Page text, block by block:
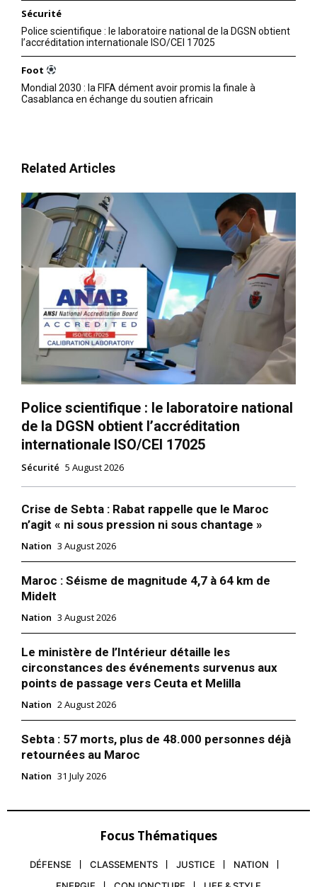
le1.ma
l'intelligence de
l'information
Formules d’abonnement
Sécurité
Police scientifique : le laboratoire national de la DGSN obtient
l’accréditation internationale ISO/CEI 17025
Foot
Mondial 2030 : la FIFA dément avoir promis la finale à
Casablanca en échange du soutien africain
Related Articles
Police scientifique : le laboratoire national
de la DGSN obtient l’accréditation
internationale ISO/CEI 17025
Sécurité 5 August 2026
Crise de Sebta : Rabat rappelle que le Maroc
n’agit « ni sous pression ni sous chantage »
Nation 3 August 2026
Maroc : Séisme de magnitude 4,7 à 64 km de
Midelt
Nation 3 August 2026
Le ministère de l’Intérieur détaille les
circonstances des événements survenus aux
points de passage vers Ceuta et Melilla
Nation 2 August 2026
Sebta : 57 morts, plus de 48.000 personnes déjà
retournées au Maroc
Nation 31 July 2026
Focus Thématiques
DÉFENSE CLASSEMENTS JUSTICE
NATION